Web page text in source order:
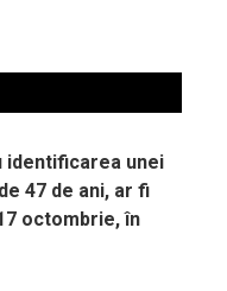
identificarea unei
47 de ani, ar fi
octombrie, în